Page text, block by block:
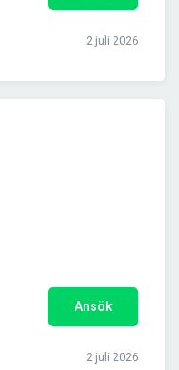
2 juli 2026
Ansök
2 juli 2026